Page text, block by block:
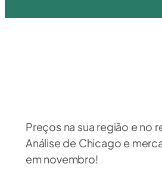
Preços na sua região e no
Análise de Chicago e
em novembro!